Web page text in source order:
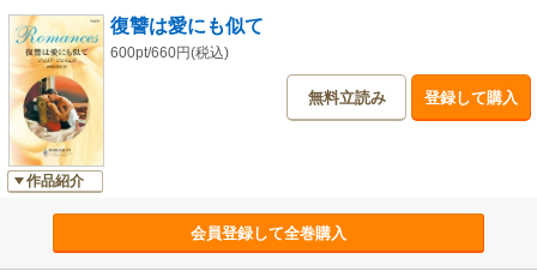
作品紹介
復讐は愛にも似て
600pt/660円(税込)
無料立読み 登録して購入
会員登録して全巻購入